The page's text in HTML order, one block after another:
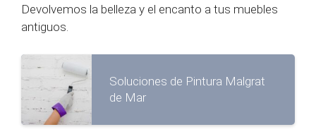
Devolvemos la belleza y el encanto a tus muebles
antiguos.
Soluciones de Pintura Malgrat
de Mar